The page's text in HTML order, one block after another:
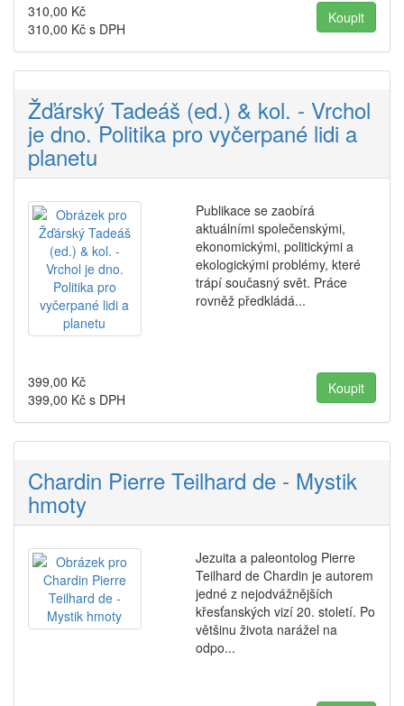
310,00 Kč
310,00 Kč s DPH
Žďárský Tadeáš (ed.) & kol. - Vrchol
je dno. Politika pro vyčerpané lidi a
planetu
Publikace se zaobírá
aktuálními společenskými,
ekonomickými, politickými a
ekologickými problémy, které
trápí současný svět. Práce
rovněž předkládá...
399,00 Kč
399,00 Kč s DPH
Chardin Pierre Teilhard de - Mystik
hmoty
Jezuita a paleontolog Pierre
Teilhard de Chardin je autorem
jedné z nejodvážnějších
křesťanských vizí 20. století. Po
většinu života narážel na
odpo...